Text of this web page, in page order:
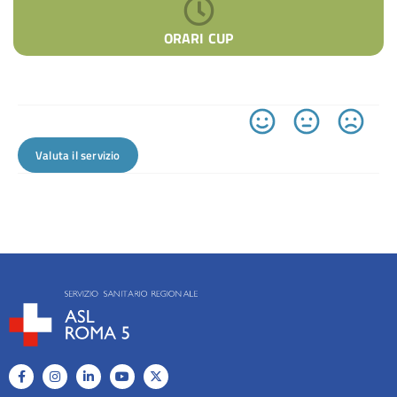
ORARI CUP
Valuta il servizio